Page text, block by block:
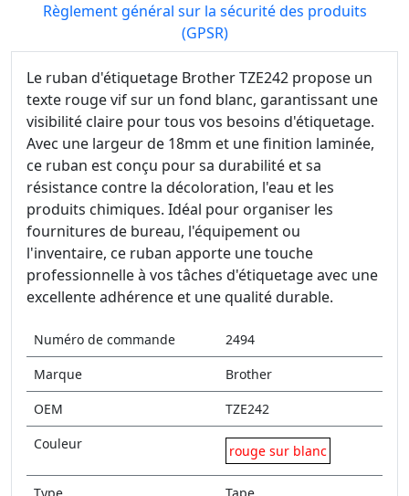
Règlement général sur la sécurité des produits
(GPSR)
Le ruban d'étiquetage Brother TZE242 propose un
texte rouge vif sur un fond blanc, garantissant une
visibilité claire pour tous vos besoins d'étiquetage.
Avec une largeur de 18mm et une finition laminée,
ce ruban est conçu pour sa durabilité et sa
résistance contre la décoloration, l'eau et les
produits chimiques. Idéal pour organiser les
fournitures de bureau, l'équipement ou
l'inventaire, ce ruban apporte une touche
professionnelle à vos tâches d'étiquetage avec une
excellente adhérence et une qualité durable.
Numéro de commande
2494
Marque
Brother
OEM
TZE242
Couleur
rouge sur blanc